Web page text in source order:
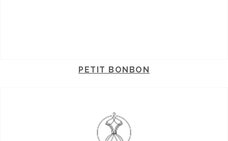
PETIT BONBON